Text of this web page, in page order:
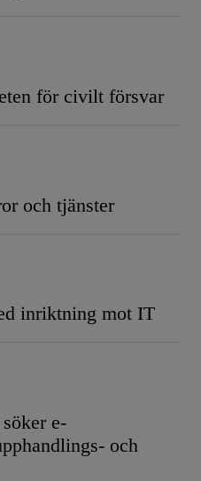
för civilt försvar
och tjänster
inriktning mot IT
e-
och